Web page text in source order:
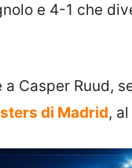
e 4-1 che
Casper Ruud,
di Madrid,